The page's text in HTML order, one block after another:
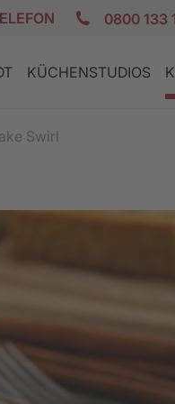
0800 133
KÜCHENSTUDIOS
Swirl